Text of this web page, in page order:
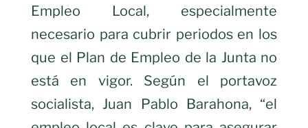
Empleo Local, especialmente
necesario para cubrir periodos en los
que el Plan de Empleo de la Junta no
está en vigor. Según el portavoz
socialista, Juan Pablo Barahona, “el